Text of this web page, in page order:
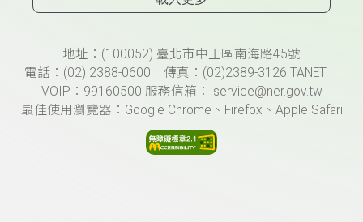
頁尾資訊地址：(100052) 臺北市中正區南海路45號
電話：(02) 2388-0600 傳真：(02)2389-3126 TANET
VOIP：99160500 服務信箱： service@ner.gov.tw
最佳使用瀏覽器：Google Chrome、Firefox、Apple Safari